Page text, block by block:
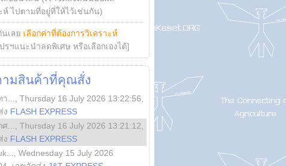
ห์ ไปตามที่อยู่ที่ให้ไว้เช่นกัน)
เลย เลือกค่าที่ต้องการวิเคราะห์
รฯแนะนำลดพิเศษ หรือเลือกเองได้]
มสินค้าที่คุณสั่ง
... Thursday 16 July 2026 13:22:56
ง FLASH EXPRESS
...
Thursday 16 July 2026 13:21:12
ง FLASH EXPRESS
Wednesday 15 July 2026